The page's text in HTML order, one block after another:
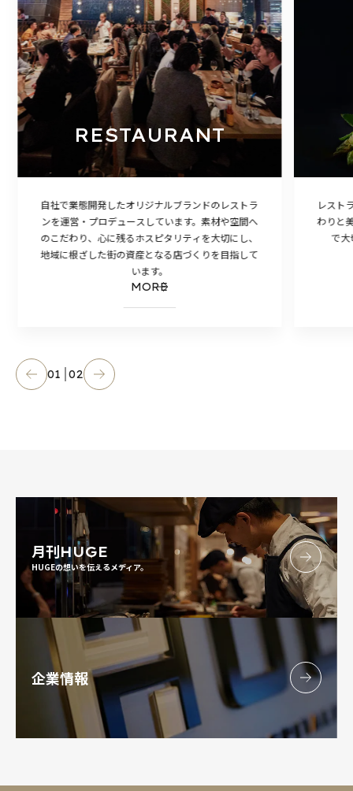
RESTAURANT
自社で業態開発したオリジナルブランドのレストラ
ンを運営・プロデュースしています。素材や空間へ
のこだわり、心に残るホスピタリティを大切にし、
地域に根ざした街の資産となる店づくりを目指して
います。
MORE
レスト
わりと
で大
01 02
月刊HUGE
HUGEの想いを伝えるメディア。
企業情報